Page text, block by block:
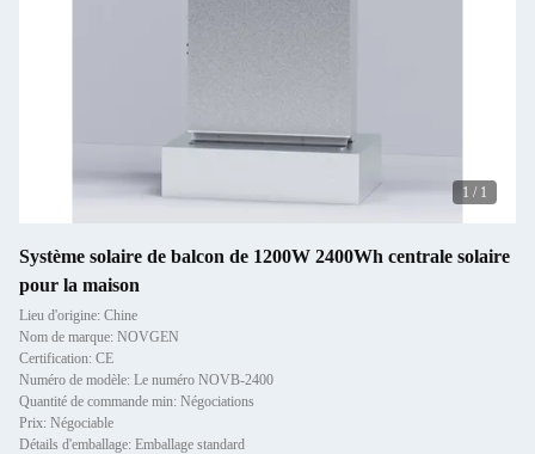
1 / 1
Système solaire de balcon de 1200W 2400Wh centrale solaire
pour la maison
Lieu d'origine: Chine
Nom de marque: NOVGEN
Certification: CE
Numéro de modèle: Le numéro NOVB-2400
Quantité de commande min: Négociations
Prix: Négociable
Détails d'emballage: Emballage standard